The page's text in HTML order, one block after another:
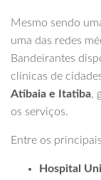
Mesmo sendo
uma das redes
Bandeirantes
clínicas de
Atibaia e Itatiba,
os serviços.
Entre os
Hospital